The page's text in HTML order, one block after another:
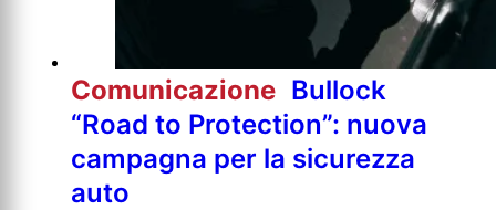
Comunicazione Bullock
“Road to Protection”: nuova
campagna per la sicurezza
auto